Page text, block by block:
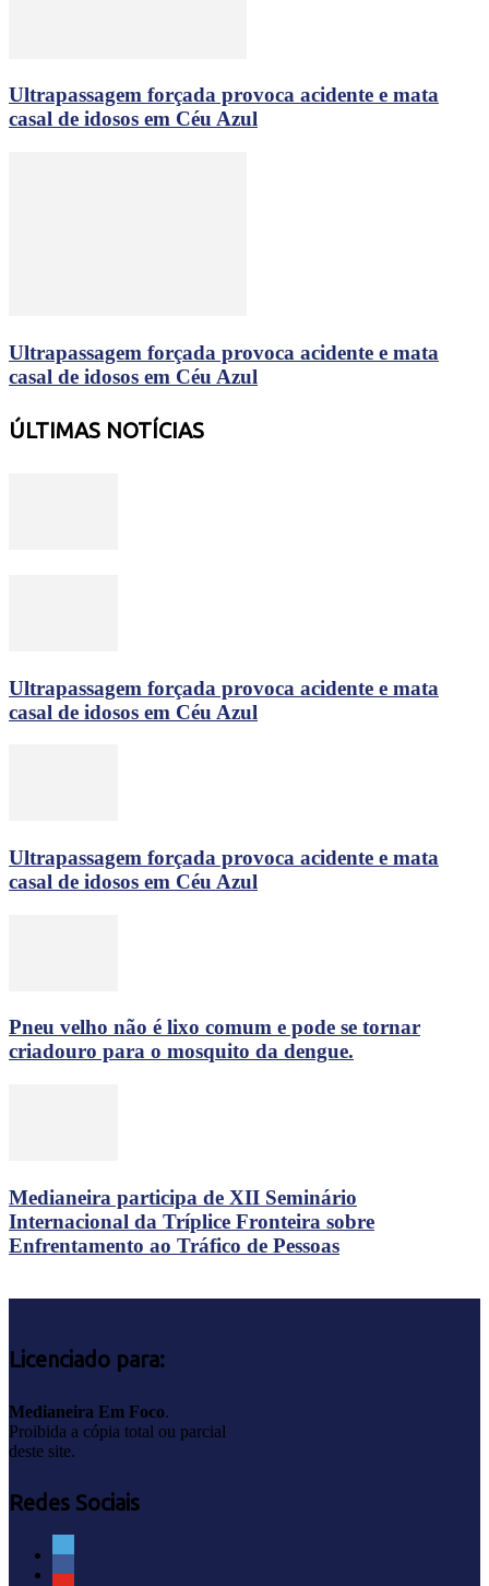
Ultrapassagem forçada provoca acidente e mata
casal de idosos em Céu Azul
Ultrapassagem forçada provoca acidente e mata
casal de idosos em Céu Azul
ÚLTIMAS NOTÍCIAS
Ultrapassagem forçada provoca acidente e mata
casal de idosos em Céu Azul
Ultrapassagem forçada provoca acidente e mata
casal de idosos em Céu Azul
Pneu velho não é lixo comum e pode se tornar
criadouro para o mosquito da dengue.
Medianeira participa de XII Seminário
Internacional da Tríplice Fronteira sobre
Enfrentamento ao Tráfico de Pessoas
Licenciado para:
Medianeira Em Foco.
Proibida a cópia total ou parcial
deste site.
Redes Sociais